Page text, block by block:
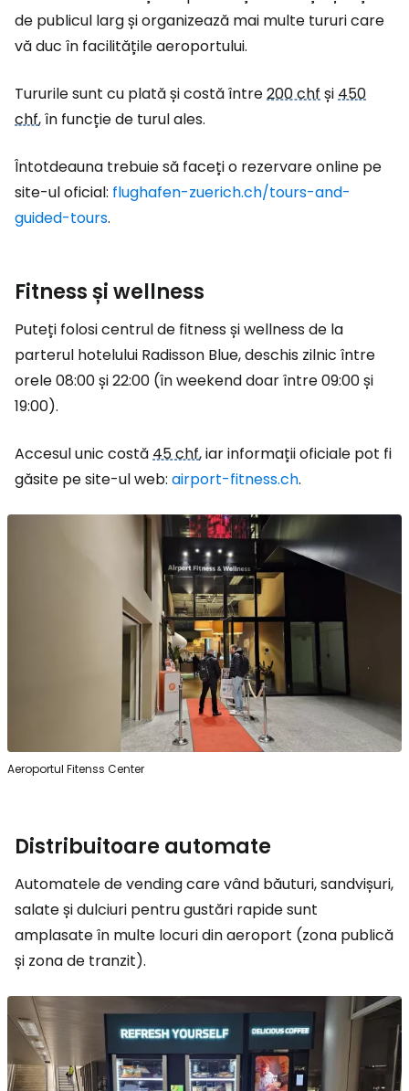
de publicul larg și organizează mai multe tururi care
vă duc în facilitățile aeroportului.
Tururile sunt cu plată și costă între200 chfși450
chf, în funcție de turul ales.
Întotdeauna trebuie să faceți o rezervare online pe
site-ul oficial: flughafen-zuerich.ch/tours-and-
guided-tours.
Fitness și wellness
Puteți folosi centrul de fitness și wellness de la
parterul hotelului Radisson Blue, deschis zilnic între
orele 08:00 și 22:00 (în weekend doar între 09:00 și
19:00).
Accesul unic costă45 chf, iar informații oficiale pot fi
găsite pe site-ul web: airport-fitness.ch.
Aeroportul Fitenss Center
Distribuitoare automate
Automatele de vending care vând băuturi, sandvișuri,
salate și dulciuri pentru gustări rapide sunt
amplasate în multe locuri din aeroport (zona publică
și zona de tranzit).